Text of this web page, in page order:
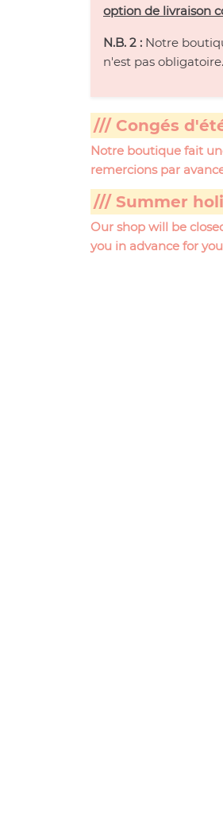
option de livraison
N.B. 2 : Notre
n'est pas
/// Congés
Notre boutique fait
remercions par
/// Summer
Our shop will be
you in advance for